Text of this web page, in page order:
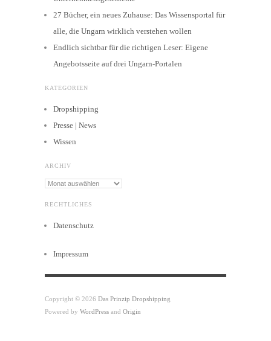
27 Bücher, ein neues Zuhause: Das Wissensportal für
alle, die Ungarn wirklich verstehen wollen
Endlich sichtbar für die richtigen Leser: Eigene
Angebotsseite auf drei Ungarn-Portalen
KATEGORIEN
Dropshipping
Presse | News
Wissen
ARCHIV
Archiv
RECHTLICHES
Datenschutz
Impressum
Copyright © 2026 Das Prinzip Dropshipping
Powered by WordPress and Origin